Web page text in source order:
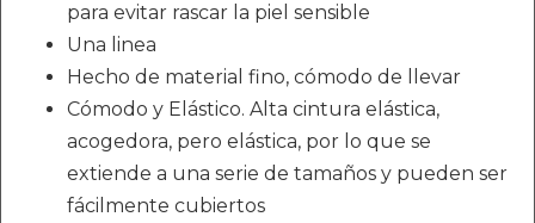
para evitar rascar la piel sensible
Una linea
Hecho de material fino, cómodo de llevar
Cómodo y Elástico. Alta cintura elástica,
acogedora, pero elástica, por lo que se
extiende a una serie de tamaños y pueden ser
fácilmente cubiertos